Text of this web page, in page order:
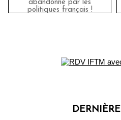
abandonné par les
politiques français !
DERNIÈRE